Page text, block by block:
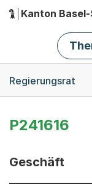
Hauptnavigation
Kanton
Regierungsrat
P241616
Geschäft